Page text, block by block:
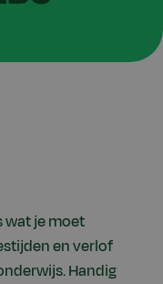
wat je moet
en verlof
Handig